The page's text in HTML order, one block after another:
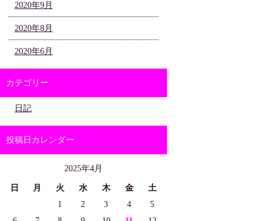
2020年9月
2020年8月
2020年6月
カテゴリー
日記
投稿日カレンダー
2025年4月
日 月 火 水 木 金
土
1
2 3 4
5